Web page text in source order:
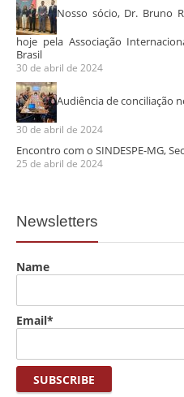
Nosso sócio, Dr. Bruno
hoje pela Associação
Brasil
30 de abril de 2024
Audiência de conciliação
30 de abril de 2024
Encontro com o SINDESPE-MG,
25 de abril de 2024
Newsletters
Name
Email*